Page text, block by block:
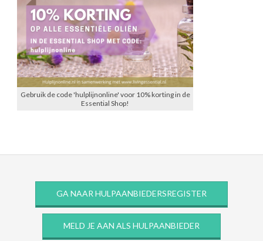
Gebruik de code 'hulplijnonline' voor 10% korting in de
Essential Shop!
GA NAAR HULPAANBIEDERSREGISTER
MELD JE AAN ALS HULPAANBIEDER